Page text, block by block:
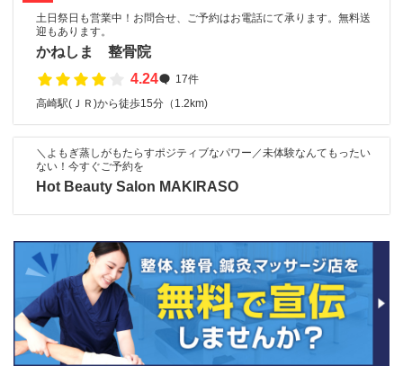
土日祭日も営業中！お問合せ、ご予約はお電話にて承ります。無料送
迎もあります。
かねしま 整骨院
4.24
17件
高崎駅(ＪＲ)から徒歩15分（1.2km)
＼よもぎ蒸しがもたらすポジティブなパワー／未体験なんてもったい
ない！今すぐご予約を
Hot Beauty Salon MAKIRASO